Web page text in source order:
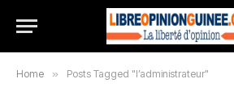
Home » Posts Tagged "l’administrateur"